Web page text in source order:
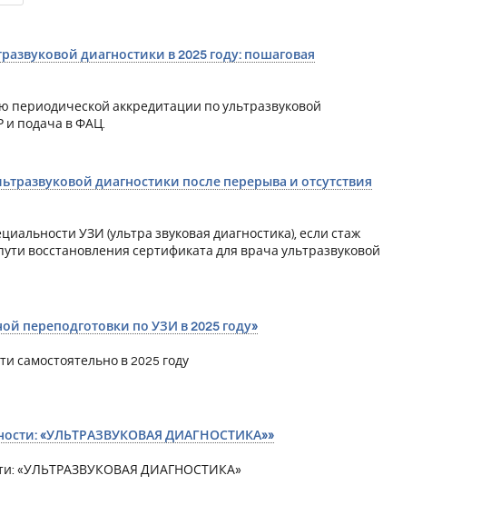
диагностики в 2025 году: пошаговая
периодической аккредитации по ультразвуковой
и подача в ФАЦ.
диагностики после перерыва и отсутствия
УЗИ (ультра звуковая диагностика), если стаж
восстановления сертификата для врача ультразвуковой
переподготовки по УЗИ в 2025 году»
самостоятельно в 2025 году
«УЛЬТРАЗВУКОВАЯ ДИАГНОСТИКА»»
«УЛЬТРАЗВУКОВАЯ ДИАГНОСТИКА»